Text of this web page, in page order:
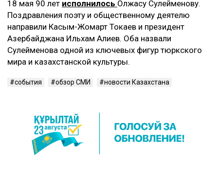
18 мая 90 лет исполнилось Олжасу Сулейменову.
Поздравления поэту и общественному деятелю
направили Касым-Жомарт Токаев и президент
Азербайджана Ильхам Алиев. Оба назвали
Сулейменова одной из ключевых фигур тюркского
мира и казахстанской культуры.
события обзор СМИ новости Казахстана